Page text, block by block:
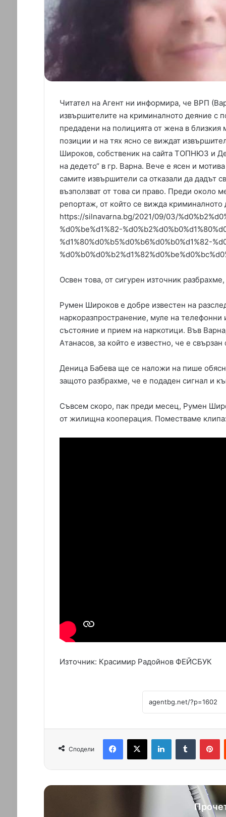
Читател на Агент ни информира, че ВРП
извършителите на криминалното деяние с
предадени на полицията от жена в близкия
позиции и на тях ясно се виждат
Широков, собственик на сайта ТОПНЮЗ и
на дедето“ в гр. Варна. Вече е ясен и
самите извършители са отказали да дадът
възползват от това си право. Преди около
репортаж, от който се вижда криминалното
https://silnavarna.bg/2021/09/03/
%d0%be%d1%82-
%d1%80%d0%b5%d0%b6%d0%b0%d1%82-
Освен това, от сигурен източник
Румен Широков е добре известен на
наркоразпространение, муле на
състояние и прием на наркотици. Във
Атанасов, за който е известно, че е
Деница Бабева ще се наложи на пише
защото разбрахме, че е подаден сигнал и
Съвсем скоро, пак преди месец, Румен
от жилищна кооперация. Поместваме клипа:
Източник: Красимир Радойнов ФЕЙСБУК
Сподели
Facebook X LinkedIn Tumblr Pinterest